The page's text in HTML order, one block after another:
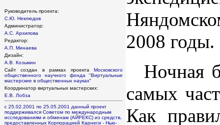
Руководитель проекта:
С.Ю. Неклюдов
Администратор:
А.С. Архипова
Редактор:
А.П. Минаева
Дизайн:
А.В. Козьмин
Сайт создан в рамках проекта Московского
общественного научного фонда
"Виртуальные
мастерские в общественных науках"
Координатор виртуальных мастерских:
Е.В. Лобза
с 25.02.2001 по 25.05.2001 данный проект
поддерживался Советом по международным
исследованиям и обменам (АЙРЕКС) из средств,
предоставленных Корпорацией Карнеги - Нью-
2008 годы.
Ночная
самых
Как